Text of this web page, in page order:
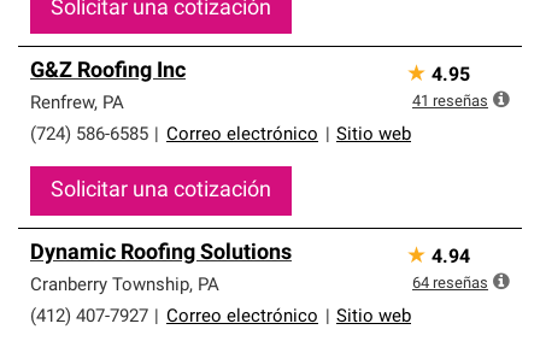
Solicitar una cotización
G&Z Roofing Inc
Renfrew, PA
(724) 586-6585
Correo electrónico Sitio web
Solicitar una cotización
★ 4.95
41 reseñas
Dynamic Roofing Solutions
Cranberry Township, PA
(412) 407-7927
Correo electrónico Sitio web
★ 4.94
64 reseñas